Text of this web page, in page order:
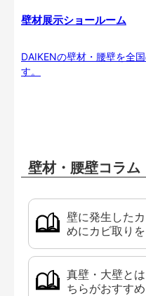
壁材展示ショールーム
DAIKENの壁材・腰壁を全
す。
壁材・腰壁コラム
壁に発生した
めにカビ取りを
真壁・大壁と
ちらがおすす